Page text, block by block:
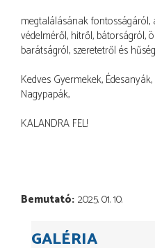
megtalálásának
védelméről, hitről, bátorságról,
barátságról, szeretetről és
Kedves Gyermekek,
Nagypapák,
KALANDRA FEL!
Bemutató 2025. 01. 10.
GALÉRIA